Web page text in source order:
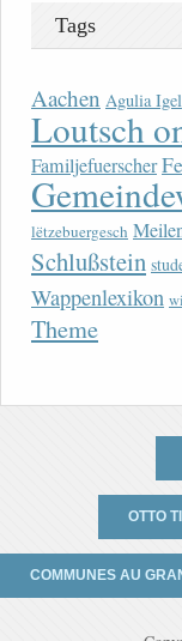
Tags
Aachen Agulia Igel
Loutsch
Familjefuerscher
lëtzebuergesch
Schlußstein
Wappenlexikon
Theme
OTTO
COMMUNES AU